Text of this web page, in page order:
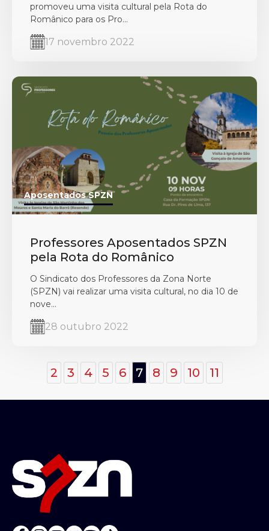
promoveu uma visita cultural pela Rota do
Românico para os Pro...
17 novembro 2022
Aposentados SPZN
Professores Aposentados SPZN
pela Rota do Românico
O Sindicato dos Professores da Zona Norte
(SPZN) vai realizar uma visita cultural, no dia 10 de
nove...
28 outubro 2022
2 3 4 5 6 7 8 9 10 11